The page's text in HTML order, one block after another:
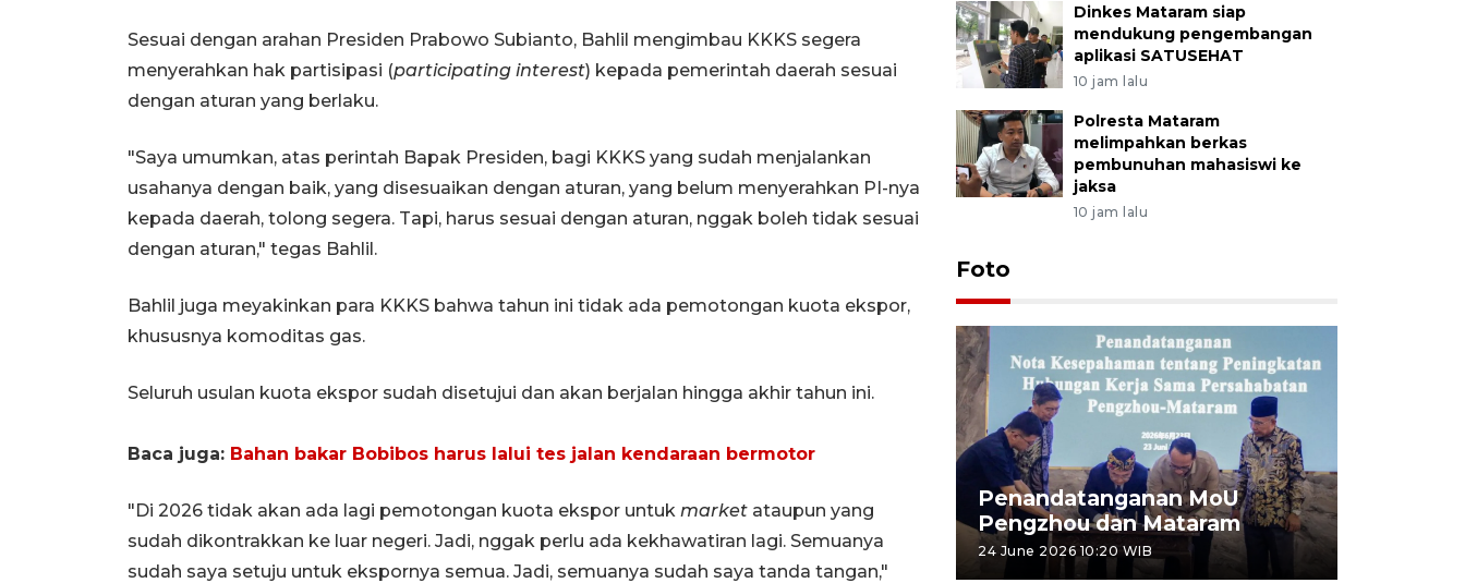
Sesuai dengan arahan Presiden Prabowo Subianto, Bahlil mengimbau KKKS segera
menyerahkan hak partisipasi (participating interest) kepada pemerintah daerah sesuai
dengan aturan yang berlaku.
"Saya umumkan, atas perintah Bapak Presiden, bagi KKKS yang sudah menjalankan
usahanya dengan baik, yang disesuaikan dengan aturan, yang belum menyerahkan PI-nya
kepada daerah, tolong segera. Tapi, harus sesuai dengan aturan, nggak boleh tidak sesuai
dengan aturan," tegas Bahlil.
Bahlil juga meyakinkan para KKKS bahwa tahun ini tidak ada pemotongan kuota ekspor,
khususnya komoditas gas.
Seluruh usulan kuota ekspor sudah disetujui dan akan berjalan hingga akhir tahun ini.
Baca juga: Bahan bakar Bobibos harus lalui tes jalan kendaraan bermotor
"Di 2026 tidak akan ada lagi pemotongan kuota ekspor untuk market ataupun yang
sudah dikontrakkan ke luar negeri. Jadi, nggak perlu ada kekhawatiran lagi. Semuanya
sudah saya setuju untuk ekspornya semua. Jadi, semuanya sudah saya tanda tangan,"
Dinkes Mataram siap
mendukung pengembangan
aplikasi SATUSEHAT
10 jam lalu
Polresta Mataram
melimpahkan berkas
pembunuhan mahasiswi ke
jaksa
10 jam lalu
Foto
Sidang putusan terdakwa
pembunuhan Brigadir Nurhadi
10 March 2026 12:55 WIB
Penandatanganan MoU
Pengzhou dan Mataram
24 June 2026 10:20 WIB